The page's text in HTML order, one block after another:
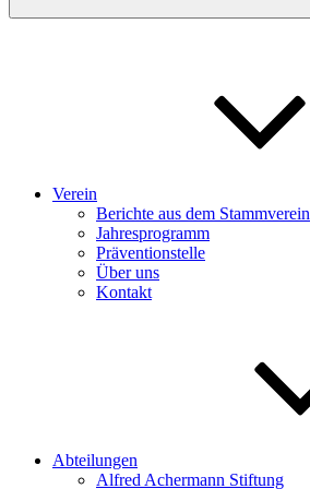
Verein
Berichte aus dem Stammverein
Jahresprogramm
Präventionstelle
Über uns
Kontakt
Abteilungen
Alfred Achermann Stiftung